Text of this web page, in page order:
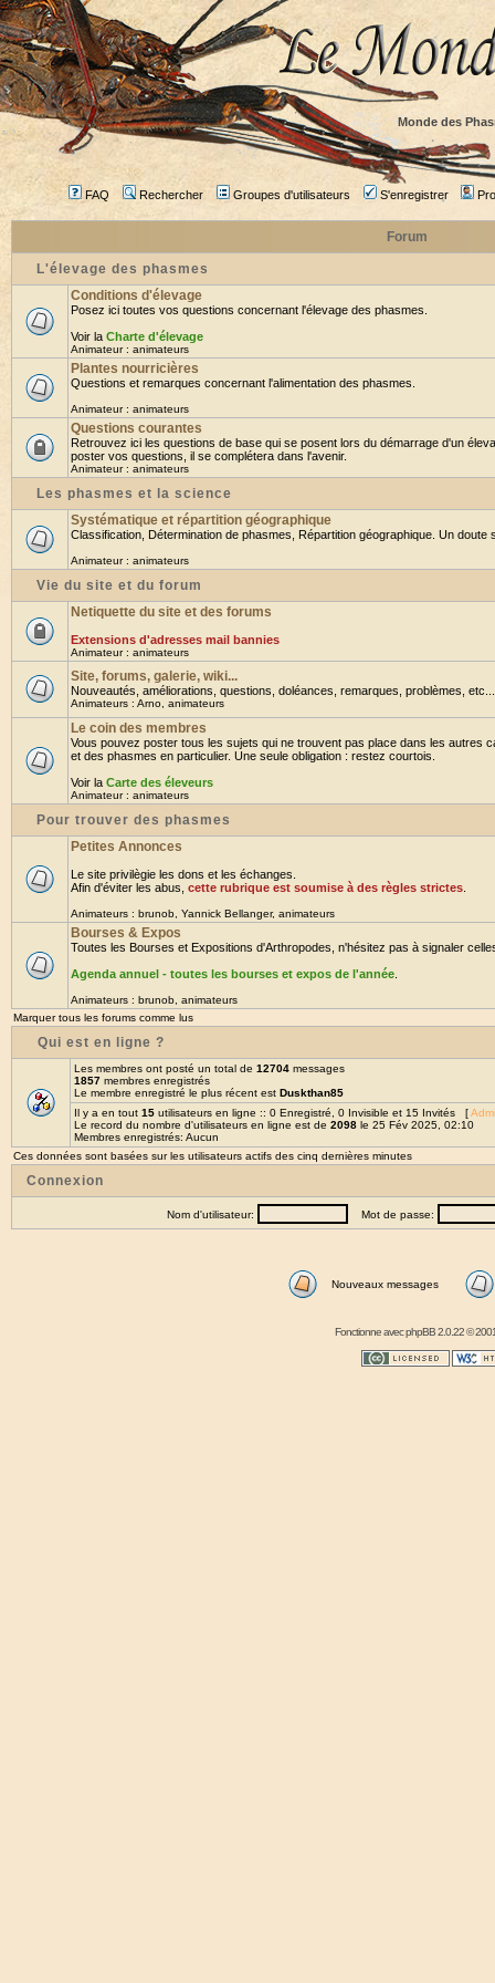
Monde des
FAQ Rechercher Groupes d'utilisateurs S'enregistrer
Forum
L'élevage des phasmes
Conditions d'élevage
Posez ici toutes vos questions concernant l'élevage des phasmes.
Voir la Charte d'élevage
Animateur : animateurs
Plantes nourricières
Questions et remarques concernant l'alimentation des phasmes.
Animateur : animateurs
Questions courantes
Retrouvez ici les questions de base qui se posent lors du démarrage d'un
poster vos questions, il se complétera dans l'avenir.
Animateur : animateurs
Les phasmes et la science
Systématique et répartition géographique
Classification, Détermination de phasmes, Répartition géographique. Un doute
Animateur : animateurs
Vie du site et du forum
Netiquette du site et des forums
Extensions d'adresses mail bannies
Animateur : animateurs
Site, forums, galerie, wiki...
Nouveautés, améliorations, questions, doléances, remarques, problèmes,
Animateurs : Arno animateurs
Le coin des membres
Vous pouvez poster tous les sujets qui ne trouvent pas place dans les autres
et des phasmes en particulier. Une seule obligation : restez courtois.
Voir la Carte des éleveurs
Animateur : animateurs
Pour trouver des phasmes
Petites Annonces
Le site privilègie les dons et les échanges.
Afin d'éviter les abus, cette rubrique est soumise à des règles strictes
Animateurs : brunob Yannick Bellanger, animateurs
Bourses & Expos
Toutes les Bourses et Expositions d'Arthropodes, n'hésitez pas à signaler
Agenda annuel - toutes les bourses et expos de l'année
Animateurs : brunob animateurs
Marquer tous les forums comme lus
Qui est en ligne ?
Les membres ont posté un total de 12704 messages
1857 membres enregistrés
Le membre enregistré le plus récent est Duskthan85
Il y a en tout 15 utilisateurs en ligne :: 0 Enregistré, 0 Invisible et 15 Invités [
Le record du nombre d'utilisateurs en ligne est de 2098 le 25 Fév 2025, 02:10
Membres enregistrés: Aucun
Ces données sont basées sur les utilisateurs actifs des cinq dernières minutes
Connexion
Nom d'utilisateur: Mot de passe:
Nouveaux messages
Fonctionne avecphpBB2.0.22 ©